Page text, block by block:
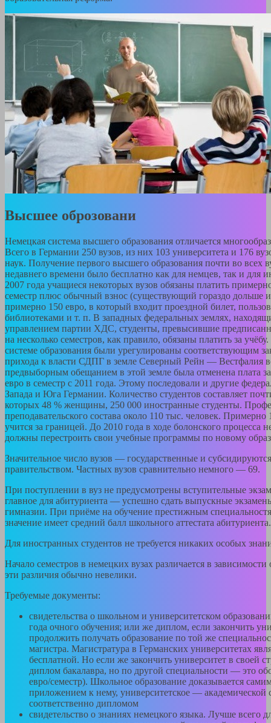
Высшее оброзовани
Немецкая система высшего образования отличается
Всего в Германии 250 вузов, из них 103 университета и 176
наук. Получение первого высшего образования почти во всех
недавнего времени было бесплатно как для немцев, так и для
2007 года учащиеся некоторых вузов обязаны платить
семестр плюс обычный взнос (существующий гораздо дольше и
примерно 150 евро, в который входит проездной билет,
библиотеками и т. п. В западных федеральных землях,
управлением партии ХДС, студенты, превысившие
на несколько семестров, как правило, обязаны платить за
системе образования были урегулированы соответствующим
прихода к власти СДПГ в земле Северный Рейн — Вестфалия
предвыборным обещанием в этой земле была отменена плата
евро в семестр с 2011 года. Этому последовали и другие
Запада и Юга Германии. Количество студентов составляет
которых 48 % женщины, 250 000 иностранные студенты.
преподавательского состава около 110 тыс. человек.
учится за границей. До 2010 года в ходе болонского процесса
должны перестроить свои учебные программы по новому
Значительное число вузов — государственные и субсидируются
правительством. Частных вузов сравнительно немного — 69.
При поступлении в вуз не предусмотрены вступительные
главное для абитуриента — успешно сдать выпускные
гимназии. При приёме на обучение престижным
значение имеет средний балл школьного аттестата абитуриента.
Для иностранных студентов не требуется никаких особых
Началo семестров в немецких вузах различается в зависимости
эти различия обычно невелики.
Требуемые документы:
свидетельства о школьном и университетском
года очного обучения; или же диплом, если закончить
продолжить получать образование по той же
магистра. Магистратура в Германских университетах
бесплатной. Но если же закончить университет в своей
диплом бакалавра, но по другой специальности — это
евро/семестр). Школьное образование доказывается
приложением к нему, университетское — академической
соответственно дипломом
свидетельство о знаниях немецкого языка. Лучше всего